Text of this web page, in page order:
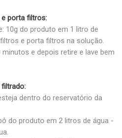
porta filtros:
10g do produto em 1 litro de
e porta filtros na solução.
e depois retire e lave bem
dentro do reservatório da
do produto em 2 litros de água -